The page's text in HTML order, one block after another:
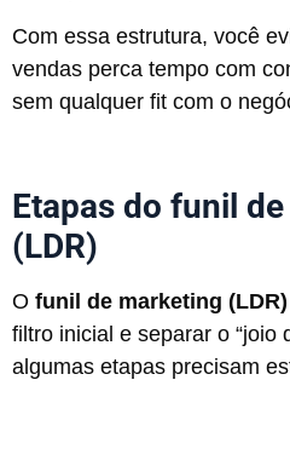
Com essa estrutura, você
vendas perca tempo com
sem qualquer fit com o
Etapas do funil
(LDR)
O funil de marketing (LDR)
filtro inicial e separar o “joio
algumas etapas precisam